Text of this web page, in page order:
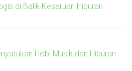
di Balik Keseruan Hiburan
Hobi Musik dan Hiburan